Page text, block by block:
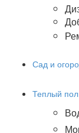
Сад и
Теплый пол